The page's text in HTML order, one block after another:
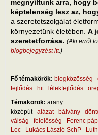
megnyíltunk arra, hogy
képtelenség lesz az,
a szeretetszolgálat
környezetünk életében. A
szeretetforrása. (Aki erről
blogbejegyzést itt.)
Fő témakörök: blogközösség
fejlődés
hit lélekfejlődés
Témakörök: arany
középút
alázat bálvány
válság
felelősség Ferenc
Lec
Lukács László SchP